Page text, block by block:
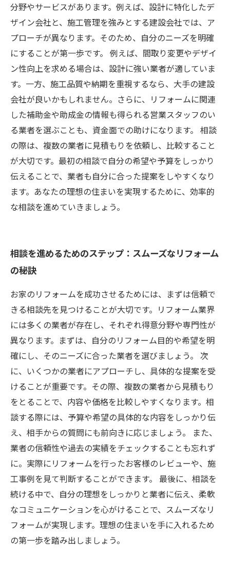
分野やサービスがあります。例えば、設計に特化したデ
ザイン会社と、施工管理を強みとする建設会社では、ア
プローチが異なります。そのため、自分のニーズを明確
にすることが第一歩です。 例えば、間取り変更やデザイ
ン性向上を求める場合は、設計に強い業者が適していま
す。一方、施工品質や納期を重視するなら、大手の建設
会社が良いかもしれません。さらに、リフォームに関連
した補助金や助成金の情報も得られる営業スタッフのい
る業者を選ぶことも、資金面での助けになります。 相談
の際は、複数の業者に見積もりを依頼し、比較すること
が大切です。最初の相談で自分の希望や予算をしっかり
伝えることで、業者も自分に合った提案をしやすくなり
ます。あなたの理想の住まいを実現するために、効率的
な相談を進めていきましょう。
相談を進めるためのステップ：スムーズなリフォーム
の秘訣
お家のリフォームを成功させるためには、まずは信頼で
きる相談先を見つけることが大切です。リフォーム業界
には多くの業者が存在し、それぞれ得意分野や専門性が
異なります。まずは、自分のリフォーム目的や希望を明
確にし、そのニーズに合った業者を選びましょう。 次
に、いくつかの業者にアプローチし、具体的な提案を受
けることが重要です。その際、複数の業者から見積もり
をとることで、内容や価格を比較しやすくなります。相
談する際には、予算や希望の具体的な内容をしっかり伝
え、相手からの質問にも前向きに応じましょう。 また、
業者の信頼性や過去の実績をチェックすることも忘れず
に。実際にリフォームを行ったお客様のレビューや、施
工事例を見て判断することができます。 最後に、相談を
続ける中で、自分の理想をしっかりと業者に伝え、柔軟
なコミュニケーションを心がけることで、スムーズなリ
フォームが実現します。理想の住まいを手に入れるため
の第一歩を踏み出しましょう。